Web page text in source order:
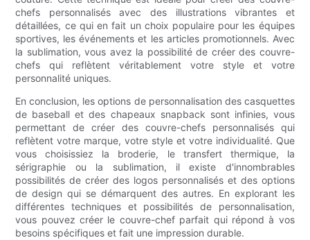
chefs personnalisés avec des illustrations vibrantes et
détaillées, ce qui en fait un choix populaire pour les équipes
sportives, les événements et les articles promotionnels. Avec
la sublimation, vous avez la possibilité de créer des couvre-
chefs qui reflètent véritablement votre style et votre
personnalité uniques.
En conclusion, les options de personnalisation des casquettes
de baseball et des chapeaux snapback sont infinies, vous
permettant de créer des couvre-chefs personnalisés qui
reflètent votre marque, votre style et votre individualité. Que
vous choisissiez la broderie, le transfert thermique, la
sérigraphie ou la sublimation, il existe d'innombrables
possibilités de créer des logos personnalisés et des options
de design qui se démarquent des autres. En explorant les
différentes techniques et possibilités de personnalisation,
vous pouvez créer le couvre-chef parfait qui répond à vos
besoins spécifiques et fait une impression durable.